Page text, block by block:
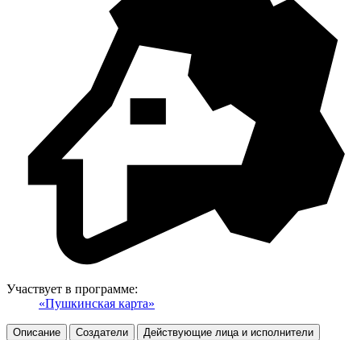
Участвует в программе:
«Пушкинская карта»
Описание Создатели Действующие лица и исполнители